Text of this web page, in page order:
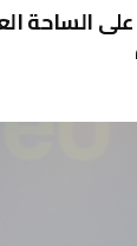
الساحة